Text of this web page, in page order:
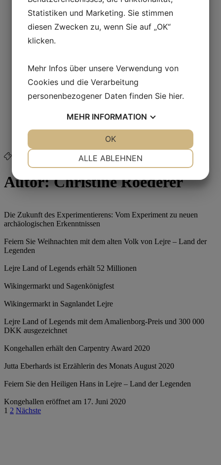
Back
Über Land der Legenden
Jobs in Lejre Land der Legenden
Business Club & Sponsoren
Gutes Fondsmanagement
Vision und Auftrag
Kontakt
Back
Vergessene Fälle
Verein der Freunde
Autor:Christine Roederer
Die Zukunft des Experimentierens: Vom Experiment zu neuen
archäologischen Erkenntnissen
Feiern Sie Weihnachten mit dem alten Volk von Lejre – Land der
Legenden
Lejre Land of Legends erhält 52 Millionen
Wikingermarkt und Sagenkönigfest
Wikingermarkt in Sagnlandet Lejre
Lejre Land of Legends mit dem Amalienborg-Preis und 300 000
DKK ausgezeichnet
Kongehallen erhält den Carpentry Award 2020
Jutta Eberhards ist Erzählerin des Monats August 2020
Feiern Sie den Heiligen Hans in Lejre – Land der Legenden
Kongehallen eröffnet am 17. Juni 2020
Beitragsnavigation
1 2 Nächste
Statistiken und Marketing. Sie stimmen
diesen Zwecken zu, wenn Sie auf „OK“
klicken.
Mehr Infos über unsere Verwendung von
Cookies und die Verarbeitung
personenbezogener Daten finden Sie hier.
MEHR INFORMATION
MARKETING STATISTIKEN
ALLE ABLEHNEN
OK